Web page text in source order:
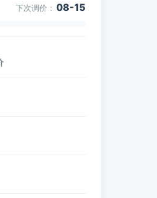
下次调价： 08-15